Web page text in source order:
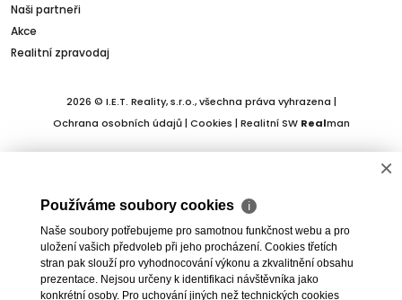
Naši partneři
Akce
Realitní zpravodaj
2026 © I.E.T. Reality, s.r.o., všechna práva vyhrazena |
Ochrana osobních údajů| Cookies | Realitní SW Realman
×
Používáme soubory cookies ℹ
Naše soubory potřebujeme pro samotnou funkčnost webu a pro
uložení vašich předvoleb při jeho procházení. Cookies třetích
stran pak slouží pro vyhodnocování výkonu a zkvalitnění obsahu
prezentace. Nejsou určeny k identifikaci návštěvníka jako
konkrétní osoby. Pro uchování jiných než technických cookies